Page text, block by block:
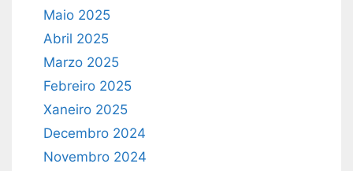
Maio 2025
Abril 2025
Marzo 2025
Febreiro 2025
Xaneiro 2025
Decembro 2024
Novembro 2024